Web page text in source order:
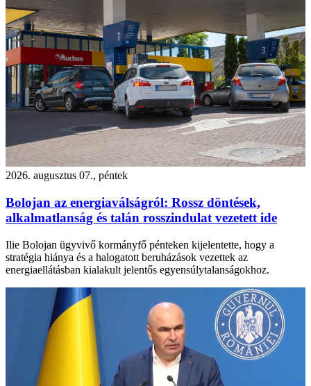
2026. augusztus 07., péntek
Bolojan az energiaválságról: Rossz döntések,
alkalmatlanság és talán rosszindulat vezetett ide
Ilie Bolojan ügyvivő kormányfő pénteken kijelentette, hogy a
stratégia hiánya és a halogatott beruházások vezettek az
energiaellátásban kialakult jelentős egyensúlytalanságokhoz.